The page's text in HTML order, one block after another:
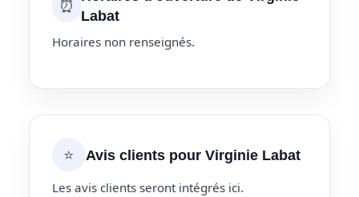
⏰ Labat
Horaires non renseignés.
⭐ Avis clients pour Virginie Labat
Les avis clients seront intégrés ici.